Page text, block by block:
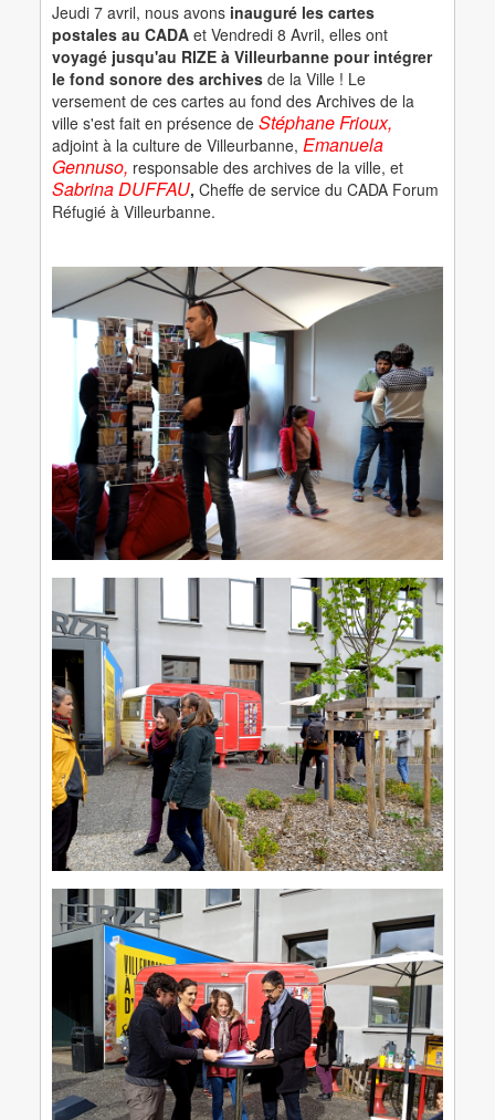
Jeudi 7 avril, nous avons inauguré les cartes
postales au CADA et Vendredi 8 Avril, elles ont
voyagé jusqu'au RIZE à Villeurbanne pour intégrer
le fond sonore des archives de la Ville ! Le
versement de ces cartes au fond des Archives de la
ville s'est fait en présence deStéphane Frioux,
adjoint à la culture de Villeurbanne,Emanuela
Gennuso, responsable des archives de la ville, et
Sabrina DUFFAU,Cheffe de service du CADA Forum
Réfugié à Villeurbanne.